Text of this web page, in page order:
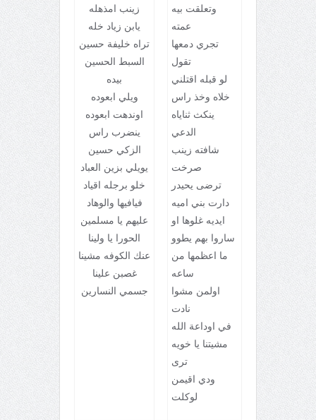
وتعلقت بيه
عمته
تجري دمعها
تقول
لو قبله اقتلني
خلاه وخذ راس
ينكث ثناياه
الدعي
شافته زينب
صرخت
ترضى يحيدر
دارت بني اميه
ايديه غلوها او
ساروا بهم يطوو
ما اعظمها من
ساعه
اولمن مشوا
نادت
في اوداعة الله
مشيتنا يا خويه
ترى
ودي اقيمن
لوكلت
زينب امذهله
يابن زياد خله
تراه خليفة حسين
السبط الحسين
بيده
ويلي ابعوده
اوندهت ابعوده
ينضرب راس
الزكي حسين
يويلي بزين العباد
خلو برجله اقياد
فيافيها والوهاد
عليهم يا مسلمين
الحورا يا ولينا
عنك الكوفه مشينا
غصبن علينا
جسمي النسارين